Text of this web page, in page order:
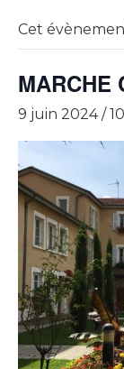
Cet
MARCHE
9 juin 2024 /